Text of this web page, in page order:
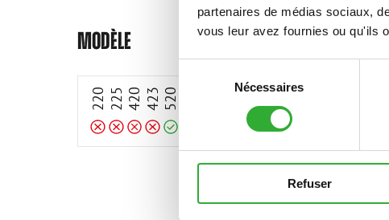
partenaires de médias sociaux,
vous leur avez fournies ou qu'ils
consentement
Nécessaires
Refuser
MODÈLE
220
Incompatible
225
Incompatible
420
Incompatible
423 520
compatiblecompatiblecompatiblecompatible
635
compatible
635i
compatible
640
compatible
640i
compatiblecompatiblecompatiblecompatiblecompatible